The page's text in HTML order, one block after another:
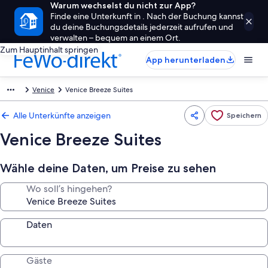
Warum wechselst du nicht zur App?
Finde eine Unterkunft in . Nach der Buchung kannst
du deine Buchungsdetails jederzeit aufrufen und
verwalten – bequem an einem Ort.
Zum Hauptinhalt springen
App herunterladen
Venice Venice Breeze Suites
Alle Unterkünfte anzeigen Speichern
Venice Breeze Suites
Wähle deine Daten, um Preise zu sehen
Wo soll’s hingehen?
Daten
Gäste